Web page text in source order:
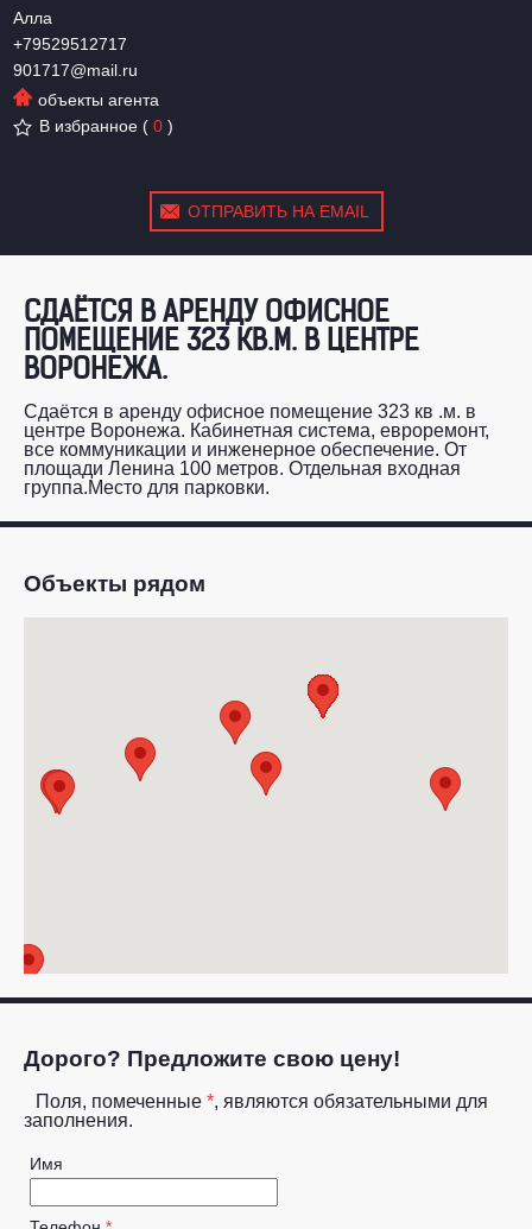
Алла
+79529512717
901717@mail.ru
объекты агента
В избранное (0)
ОТПРАВИТЬ НА EMAIL
СДАЁТСЯ В АРЕНДУ ОФИСНОЕ
ПОМЕЩЕНИЕ 323 КВ.М. В ЦЕНТРЕ
ВОРОНЕЖА.
Сдаётся в аренду офисное помещение 323 кв .м. в
центре Воронежа. Кабинетная система, евроремонт,
все коммуникации и инженерное обеспечение. От
площади Ленина 100 метров. Отдельная входная
группа.Место для парковки.
Объекты рядом
Дорого? Предложите свою цену!
Поля, помеченные *, являются обязательными для
заполнения.
Имя